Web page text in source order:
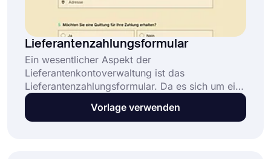
Lieferantenzahlungsformular
Ein wesentlicher Aspekt der
Lieferantenkontoverwaltung ist das
Lieferantenzahlungsformular. Da es sich um eine
der häufigsten Finanztransaktionen für jede
Organisation handelt, erfordert es sorgfältiges
Vorlage verwenden